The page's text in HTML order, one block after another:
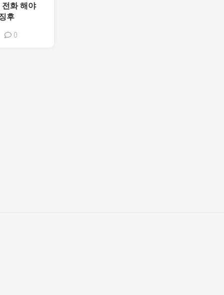
전화 해야
후
0